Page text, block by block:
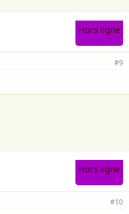
Hors ligne
#9
Hors ligne
#10